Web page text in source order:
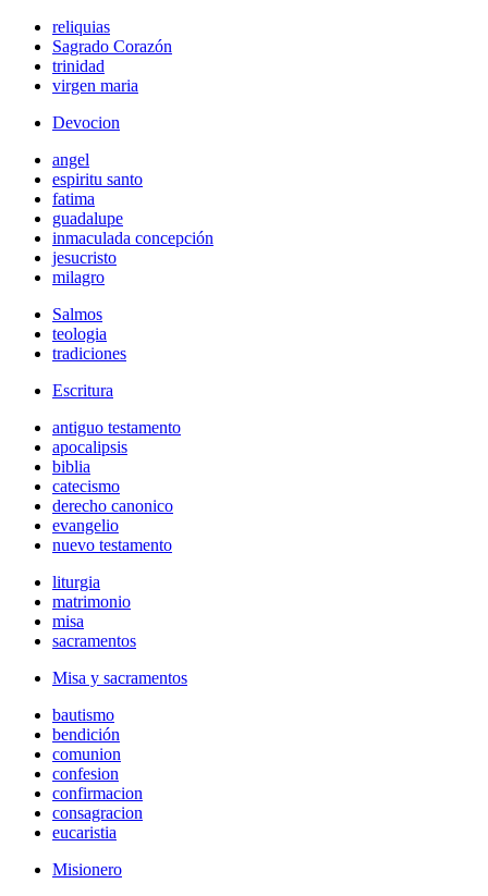
reliquias
Sagrado Corazón
trinidad
virgen maria
Devocion
angel
espiritu santo
fatima
guadalupe
inmaculada concepción
jesucristo
milagro
Salmos
teologia
tradiciones
Escritura
antiguo testamento
apocalipsis
biblia
catecismo
derecho canonico
evangelio
nuevo testamento
liturgia
matrimonio
misa
sacramentos
Misa y sacramentos
bautismo
bendición
comunion
confesion
confirmacion
consagracion
eucaristia
Misionero